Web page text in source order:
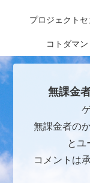
プロジェクトセ
コトダマン
無課金
無課金者の
とユ
コメントは